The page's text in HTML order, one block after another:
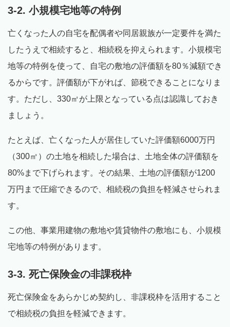
3-2. 小規模宅地等の特例
亡くなった人の自宅を配偶者や同居親族が一定要件を満た
したうえで相続すると、相続税を抑えられます。小規模宅
地等の特例を使って、自宅の敷地の評価額を80％減額でき
るからです。評価額が下がれば、節税できることになりま
す。ただし、330㎡が上限となっている点は認識しておき
ましょう。
たとえば、亡くなった人が居住していた評価額6000万円
（300㎡）の土地を相続した場合は、土地全体の評価額を
80%まで下げられます。その結果、土地の評価額が1200
万円まで圧縮できるので、相続税の負担を軽減させられま
す。
この他、事業用建物の敷地や賃貸物件の敷地にも、小規模
宅地等の特例があります。
3-3. 死亡保険金の非課税枠
死亡保険金をあらかじめ契約し、非課税枠を活用すること
で相続税の負担を軽減できます。